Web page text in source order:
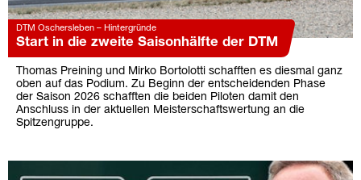
DTM Oschersleben – Hintergründe
Start in die zweite Saisonhälfte der DTM
Thomas Preining und Mirko Bortolotti schafften es diesmal ganz
oben auf das Podium. Zu Beginn der entscheidenden Phase
der Saison 2026 schafften die beiden Piloten damit den
Anschluss in der aktuellen Meisterschaftswertung an die
Spitzengruppe.